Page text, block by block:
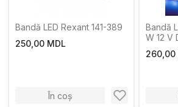
Bandă LED Rexant 141-389
250,00 MDL
În coș
Bandă
W 12 V
260,00